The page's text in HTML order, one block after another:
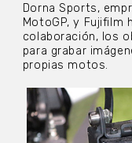
Dorna Sports,
MotoGP, y Fujifilm
colaboración, los
para grabar
propias motos.